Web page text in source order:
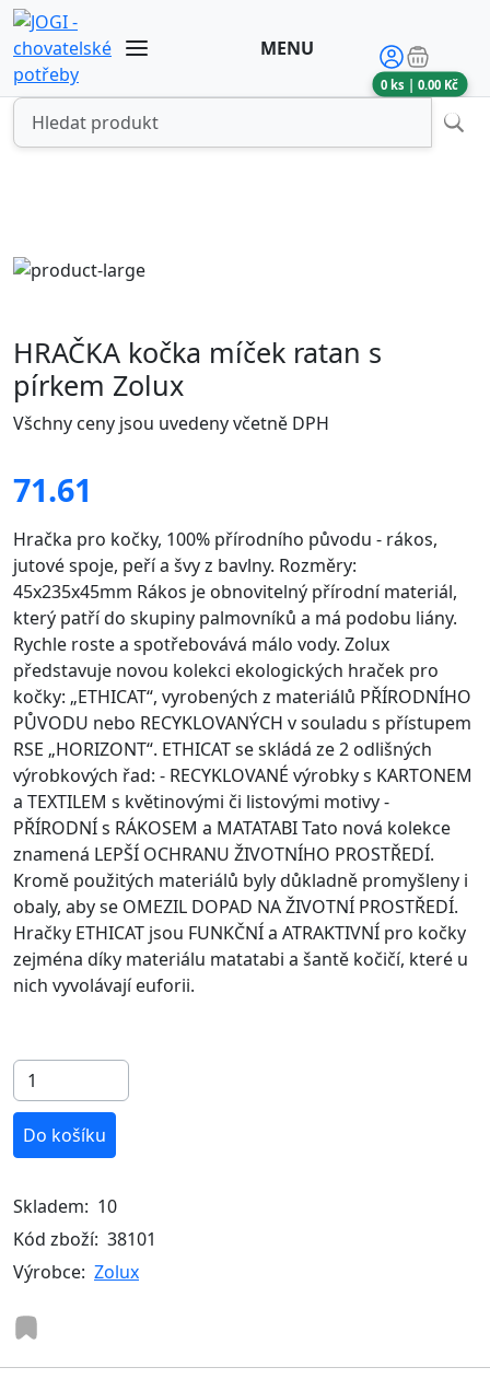
MENU
0 ks |0.00 Kč
HRAČKA kočka míček ratan s
pírkem Zolux
Všchny ceny jsou uvedeny včetně DPH
71.61
Hračka pro kočky, 100% přírodního původu - rákos,
jutové spoje, peří a švy z bavlny. Rozměry:
45x235x45mm Rákos je obnovitelný přírodní materiál,
který patří do skupiny palmovníků a má podobu liány.
Rychle roste a spotřebovává málo vody. Zolux
představuje novou kolekci ekologických hraček pro
kočky: „ETHICAT“, vyrobených z materiálů PŘÍRODNÍHO
PŮVODU nebo RECYKLOVANÝCH v souladu s přístupem
RSE „HORIZONT“. ETHICAT se skládá ze 2 odlišných
výrobkových řad: - RECYKLOVANÉ výrobky s KARTONEM
a TEXTILEM s květinovými či listovými motivy -
PŘÍRODNÍ s RÁKOSEM a MATATABI Tato nová kolekce
znamená LEPŠÍ OCHRANU ŽIVOTNÍHO PROSTŘEDÍ.
Kromě použitých materiálů byly důkladně promyšleny i
obaly, aby se OMEZIL DOPAD NA ŽIVOTNÍ PROSTŘEDÍ.
Hračky ETHICAT jsou FUNKČNÍ a ATRAKTIVNÍ pro kočky
zejména díky materiálu matatabi a šantě kočičí, které u
nich vyvolávají euforii.
Do košíku
Skladem: 10
Kód zboží: 38101
Výrobce: Zolux